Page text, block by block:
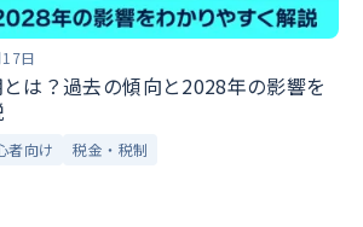
日
は？過去の傾向と2028年の影響を
者向け 税金・税制